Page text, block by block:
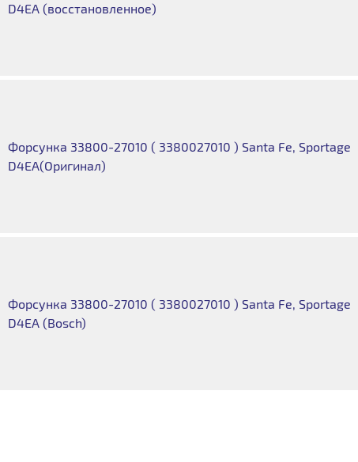
D4EA (восстановленное)
Форсунка 33800-27010 ( 3380027010 ) Santa Fe, Sportage
D4EA(Оригинал)
Форсунка 33800-27010 ( 3380027010 ) Santa Fe, Sportage
D4EA (Bosch)